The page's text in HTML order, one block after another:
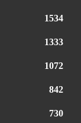
1534
1333
1072
842
730